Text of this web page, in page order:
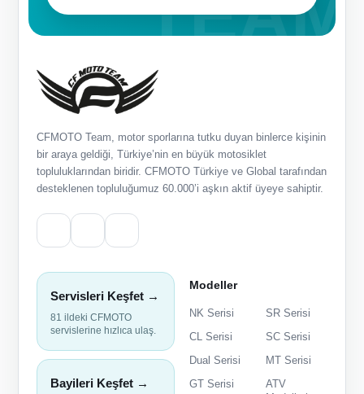
CFMOTO Team, motor sporlarına tutku duyan binlerce kişinin
bir araya geldiği, Türkiye’nin en büyük motosiklet
topluluklarından biridir. CFMOTO Türkiye ve Global tarafından
desteklenen topluluğumuz 60.000’i aşkın aktif üyeye sahiptir.
Servisleri Keşfet →
81 ildeki CFMOTO
servislerine hızlıca ulaş.
Bayileri Keşfet →
Modeller
NK Serisi
SR Serisi
CL Serisi
SC Serisi
Dual Serisi
MT Serisi
GT Serisi
ATV